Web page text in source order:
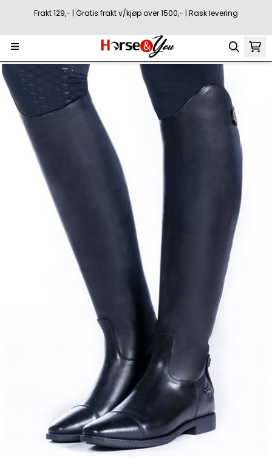
Hopp til innhold
Frakt 129,- | Gratis frakt v/kjøp over 1500,- | Rask levering